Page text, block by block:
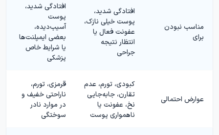
مناسب نبودن
برای
افتادگی شدید،
پوست خیلی نازک،
عفونت فعال یا
انتظار نتیجه
جراحی
افتادگی شدید،
پوست
آسیب‌دیده،
بعضی ایمپلنت‌ها
یا شرایط خاص
پزشکی
عوارض احتمالی
کبودی، تورم، عدم
تقارن، جابه‌جایی
نخ، عفونت یا
ناهمواری پوست
قرمزی، تورم،
ناراحتی خفیف و
در موارد نادر
سوختگی